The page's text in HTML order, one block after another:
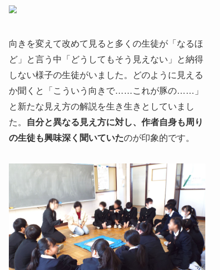
向きを変えて改めて見ると多くの生徒が「なるほ
ど」と言う中「どうしてもそう見えない」と納得
しない様子の生徒がいました。どのように見える
か聞くと「こういう向きで……これが豚の……」
と新たな見え方の解説を生き生きとしていまし
た。
自分と異なる見え方に対し、作者自身も周り
の生徒も興味深く聞いていたのが印象的です。